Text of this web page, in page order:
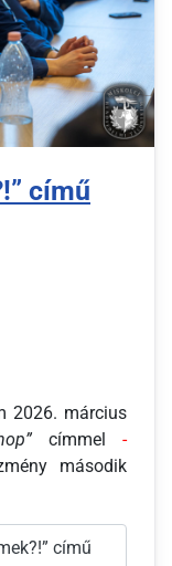
című
2026. március
címmel-
második
című